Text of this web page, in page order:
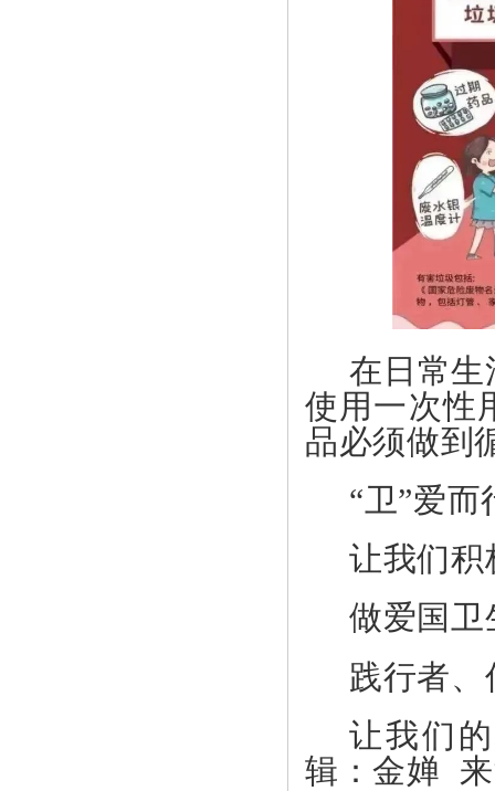
在日常生
使用一次性
品必须做到
“卫”爱
让我们积
做爱国卫
践行者
让我们
辑：金婵